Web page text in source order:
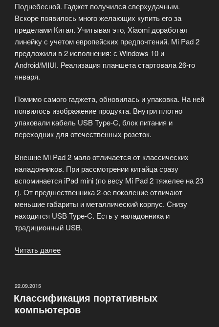
Поднебесной. Гаджет получился сверхудачным.
Вскоре появилось много желающих купить его за
пределами Китая. Учитывая это, Xiaomi доработал
линейку с учетом европейских предпочтений. Mi Pad 2
предложили в 2 исполнения: с Windows 10 и
Android/MIUI. Реализация планшета стартовала 26-го
января.
Помимо самого гаджета, обновилась и упаковка. На ней
появилось изображение продукта. Внутри плотно
упаковали кабель USB Type-C, блок питания и
переходник для отечественных розеток.
Внешне Mi Pad 2 мало отличается от классических
наладонников. При рассмотрении китайца сразу
вспоминается iPad mini (по весу Mi Pad 2 тяжелее на 23
г). От предшественника 2-ое поколение отличают
меньшие габариты и металлический корпус. Снизу
находится USB Type-C. Есть у наладонника и
традиционный USB.
Читать далее
2»
ОПУБЛИКОВАНО
22.09.2015
Классификация портативных
компьютеров